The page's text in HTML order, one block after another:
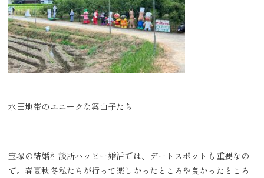
水田地帯のユニークな案山子たち
宝塚の結婚相談所ハッピー婚活では、デートスポットも重要なの
で。春夏秋冬私たちが行って楽しかったところや良かったところ